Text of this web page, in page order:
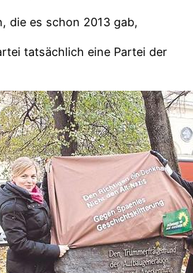
die es schon 2013 gab,
tatsächlich eine Partei der